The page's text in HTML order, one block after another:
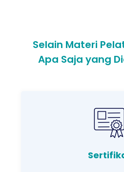
Selain Materi
Apa Saja yang